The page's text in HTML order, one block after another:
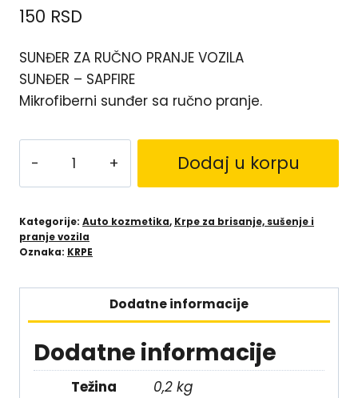
150 RSD
SUNĐER ZA RUČNO PRANJE VOZILA
SUNĐER – SAPFIRE
Mikrofiberni sunđer sa ručno pranje.
Dodaj u korpu
Kategorije: Auto kozmetika, Krpe za brisanje, sušenje i
pranje vozila
Oznaka: KRPE
Dodatne informacije
Dodatne informacije
Težina 0,2 kg